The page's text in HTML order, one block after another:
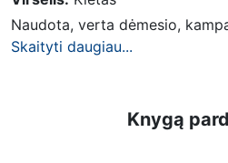
Naudota, verta dėmesio,
Skaityti daugiau...
Knygą